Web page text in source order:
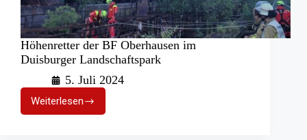
Höhenretter der BF Oberhausen im
Duisburger Landschaftspark
5. Juli 2024
WeiterlesenHöhenretter
der